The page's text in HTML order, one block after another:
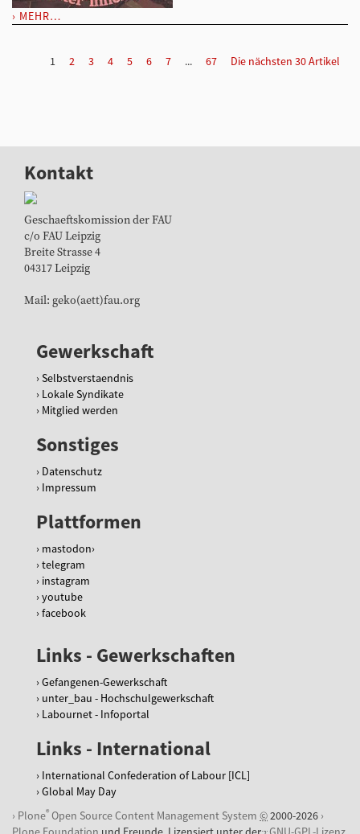
MEHR…
1 2 3 4 5 6 7 ... 67 Die nächsten 30 Artikel
Kontakt
Geschaeftskomission der FAU
c/o FAU Leipzig
Breite Strasse 4
04317 Leipzig
Mail: geko(aett)fau.org
Gewerkschaft
Selbstverstaendnis
Lokale Syndikate
Mitglied werden
Sonstiges
Datenschutz
Impressum
Plattformen
mastodon
telegram
instagram
youtube
facebook
Links - Gewerkschaften
Gefangenen-Gewerkschaft
unter_bau - Hochschulgewerkschaft
Labournet - Infoportal
Links - International
International Confederation of Labour [ICL]
Global May Day
Plone® Open Source Content Management System ©2000-2026